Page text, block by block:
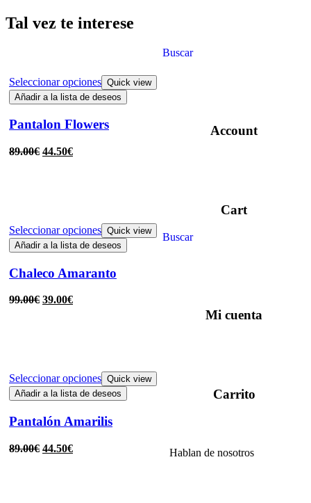
Tal vez te interese
Seleccionar opciones Quick view
Añadir a la lista de deseos
Pantalon Flowers
89.00€ 44.50€
Seleccionar opciones Quick view
Añadir a la lista de deseos
Chaleco Amaranto
99.00€ 39.00€
Seleccionar opciones Quick view
Añadir a la lista de deseos
Pantalón Amarilis
89.00€ 44.50€
Buscar
Account
Cart
Buscar
Mi cuenta
Carrito
Hablan de nosotros